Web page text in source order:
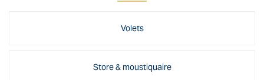
Volets
Store & moustiquaire